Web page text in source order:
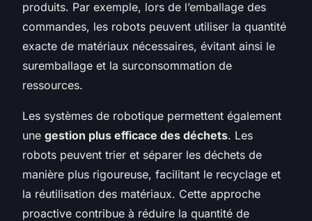
produits. Par exemple, lors de l’emballage des
commandes, les robots peuvent utiliser la quantité
exacte de matériaux nécessaires, évitant ainsi le
suremballage et la surconsommation de
ressources.
Les systèmes de robotique permettent également
une gestion plus efficace des déchets. Les
robots peuvent trier et séparer les déchets de
manière plus rigoureuse, facilitant le recyclage et
la réutilisation des matériaux. Cette approche
proactive contribue à réduire la quantité de